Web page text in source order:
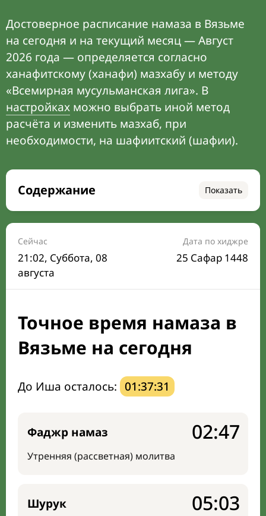
Достоверное расписание намаза в Вязьме
на сегодня и на текущий месяц — Август
2026 года — определяется согласно
ханафитскому (ханафи) мазхабу и методу
«Всемирная мусульманская лига». В
настройках можно выбрать иной метод
расчёта и изменить мазхаб, при
необходимости, на шафиитский (шафии).
Содержание Показать
Время намаза на сегодня
Расписание на месяц
Время Сухура и Ифтара на сегодня
Календарь рамадана
Направление киблы
Сейчас
21:02, Суббота, 08
августа
Дата по хиджре
25 Сафар 1448
Точное время намаза в
Вязьме на сегодня
До Иша осталось: 01:37:30
Фаджр намаз
Утренняя (рассветная) молитва
02:47
Шурук 05:03